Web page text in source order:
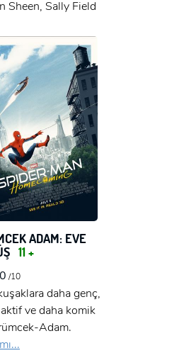
Sheen, Sally Field
ADAM: EVE
11 +
/10
daha genç,
ve daha komik
Adam.